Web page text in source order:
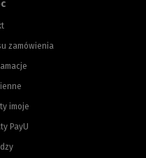
zamówienia
imoje
PayU